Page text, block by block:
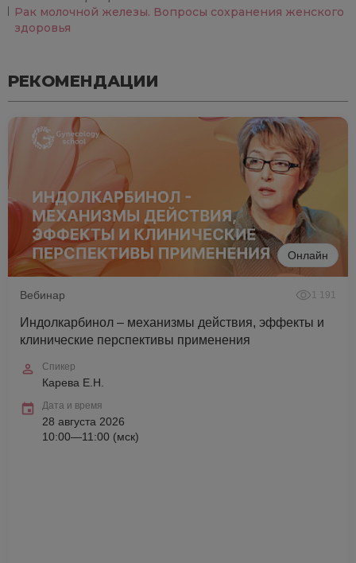
Рак молочной железы. Вопросы сохранения женского
здоровья
РЕКОМЕНДАЦИИ
Онлайн
Вебинар 1 191
Индолкарбинол – механизмы действия, эффекты и
клинические перспективы применения
Спикер
Карева Е.Н.
Дата и время
28 августа 2026
10:00—11:00 (мск)